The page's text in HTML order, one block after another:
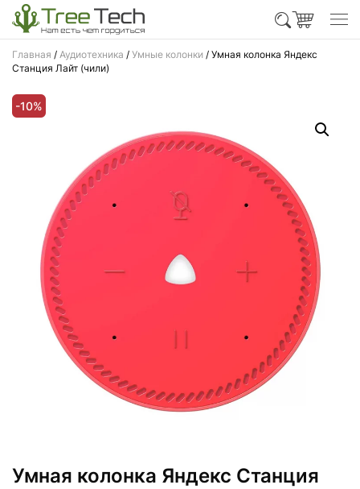
Главная / Аудиотехника / Умные колонки / Умная колонка Яндекс
Станция Лайт (чили)
-10%
Умная колонка Яндекс Станция